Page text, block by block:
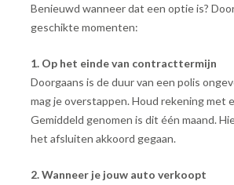
Benieuwd wanneer dat een optie is?
geschikte momenten:
1. Op het einde van contracttermijn
Doorgaans is de duur van een polis
mag je overstappen. Houd rekening met
Gemiddeld genomen is dit één maand.
het afsluiten akkoord gegaan.
2. Wanneer je jouw auto verkoopt